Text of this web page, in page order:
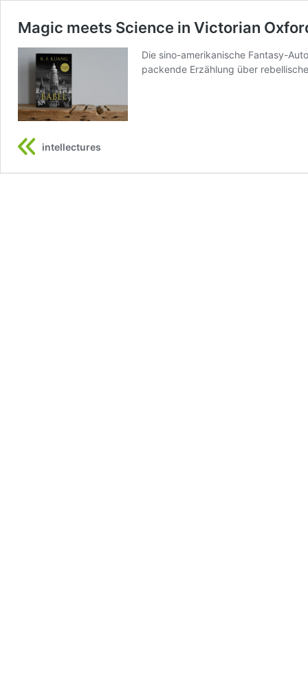
Magic meets Science in Victorian
Die sino-amerikanische Fantasy-
packende Erzählung über
intellectures